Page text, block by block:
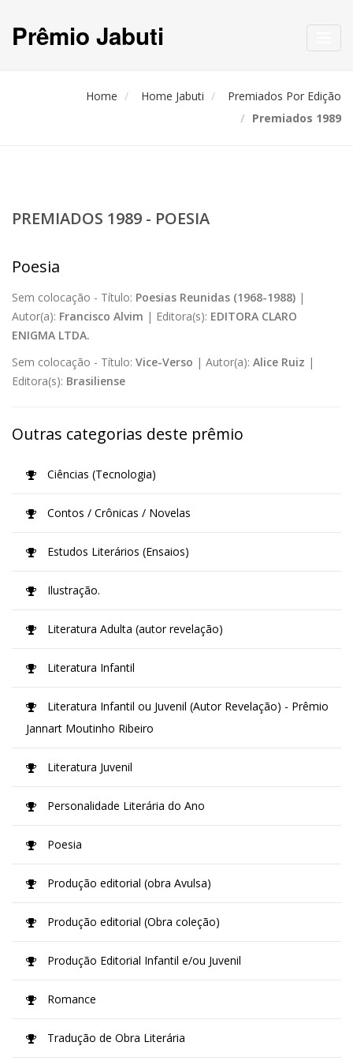
Prêmio Jabuti
Home Home Jabuti
Premiados Por Edição
Premiados 1989
PREMIADOS 1989 - POESIA
Poesia
Sem colocação - Título: Poesias Reunidas (1968-1988) |
Autor(a): Francisco Alvim | Editora(s): EDITORA CLARO
ENIGMA LTDA.
Sem colocação - Título: Vice-Verso | Autor(a): Alice Ruiz |
Editora(s): Brasiliense
Outras categorias deste prêmio
Ciências (Tecnologia)
Contos / Crônicas / Novelas
Estudos Literários (Ensaios)
Ilustração.
Literatura Adulta (autor revelação)
Literatura Infantil
Literatura Infantil ou Juvenil (Autor Revelação) - Prêmio
Jannart Moutinho Ribeiro
Literatura Juvenil
Personalidade Literária do Ano
Poesia
Produção editorial (obra Avulsa)
Produção editorial (Obra coleção)
Produção Editorial Infantil e/ou Juvenil
Romance
Tradução de Obra Literária